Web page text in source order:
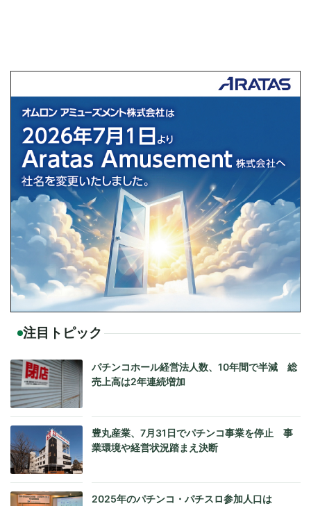
注目トピック
パチンコホール経営法人数、10年間で半減 総
売上高は2年連続増加
豊丸産業、7月31日でパチンコ事業を停止 事
業環境や経営状況踏まえ決断
2025年のパチンコ・パチスロ参加人口は